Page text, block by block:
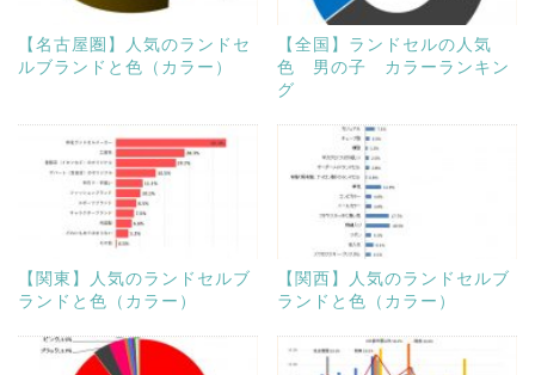
【名古屋圏】人気のランドセ
ルブランドと色（カラー）
【全国】ランドセルの人気
色 男の子 カラーランキン
グ
【関東】人気のランドセルブ
ランドと色（カラー）
【関西】人気のランドセルブ
ランドと色（カラー）